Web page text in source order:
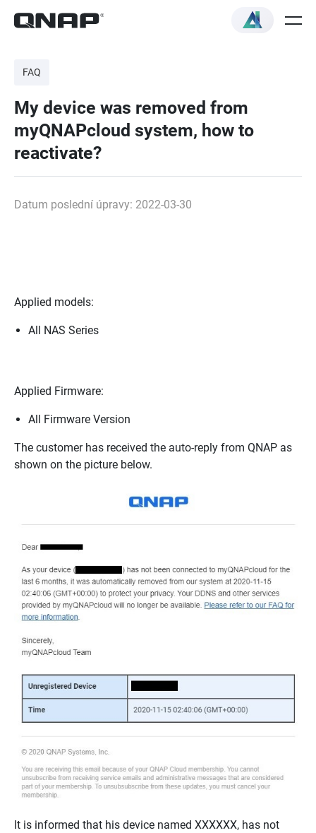
FAQ
My device was removed from
myQNAPcloud system, how to
reactivate?
Datum poslední úpravy: 2022-03-30
Applied models:
All NAS Series
Applied Firmware:
All Firmware Version
The customer has received the auto-reply from QNAP as
shown on the picture below.
It is informed that his device named XXXXXX, has not